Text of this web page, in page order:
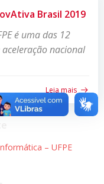
Brasil 2019
é uma das 12
nacional
Leia mais
– UFPE